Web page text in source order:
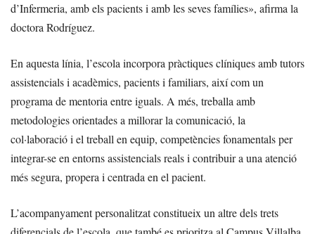
d’Infermeria, amb els pacients i amb les seves famílies», afirma la
doctora Rodríguez.
En aquesta línia, l’escola incorpora pràctiques clíniques amb tutors
assistencials i acadèmics, pacients i familiars, així com un
programa de mentoria entre iguals. A més, treballa amb
metodologies orientades a millorar la comunicació, la
col·laboració i el treball en equip, competències fonamentals per
integrar-se en entorns assistencials reals i contribuir a una atenció
més segura, propera i centrada en el pacient.
L’acompanyament personalitzat constitueix un altre dels trets